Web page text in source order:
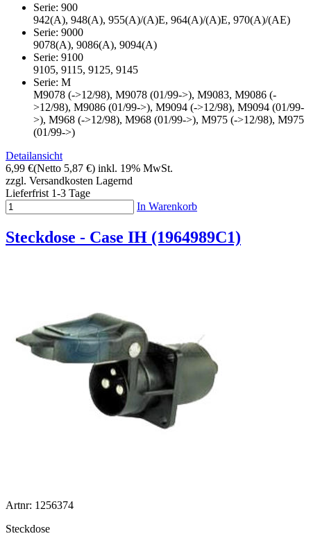
Serie: 900
942(A), 948(A), 955(A)/(A)E, 964(A)/(A)E, 970(A)/(AE)
Serie: 9000
9078(A), 9086(A), 9094(A)
Serie: 9100
9105, 9115, 9125, 9145
Serie: M
M9078 (->12/98), M9078 (01/99->), M9083, M9086 (-
>12/98), M9086 (01/99->), M9094 (->12/98), M9094 (01/99-
>), M968 (->12/98), M968 (01/99->), M975 (->12/98), M975
(01/99->)
Detailansicht
6,99 €(Netto 5,87 €) inkl. 19% MwSt.
zzgl. Versandkosten Lagernd
Lieferfrist 1-3 Tage
In Warenkorb
Steckdose - Case IH (1964989C1)
Artnr: 1256374
Steckdose